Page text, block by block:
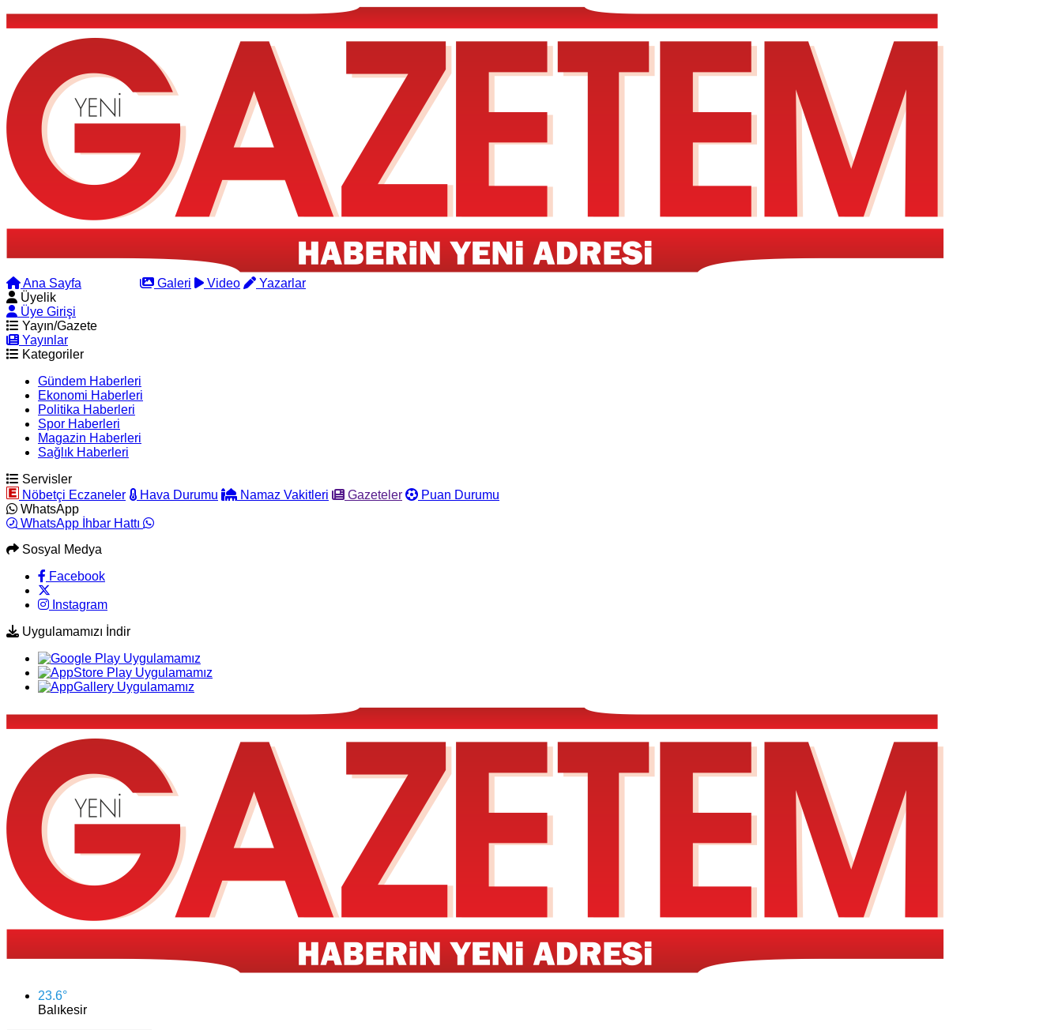
Ana Sayfa Galeri Video
Yazarlar
Üyelik
Üye Girişi
Yayın/Gazete
Yayınlar
Kategoriler
Gündem Haberleri
Ekonomi Haberleri
Politika Haberleri
Spor Haberleri
Magazin Haberleri
Sağlık Haberleri
Servisler
Nöbetçi Eczaneler
Hava Durumu Namaz Vakitleri Gazeteler
Puan Durumu
WhatsApp
WhatsApp İhbar Hattı
Sosyal Medya
Facebook
Instagram
Uygulamamızı İndir
23.6°
Balıkesir